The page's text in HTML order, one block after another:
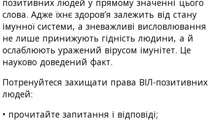
слова. Адже їхнє здоров’я залежить від стану
імунної системи, а зневажливі висловлювання
не лише принижують гідність людини, а й
ослаблюють уражений вірусом імунітет. Це
науково доведений факт.
Потренуйтеся захищати права ВІЛ-позитивних
людей:
• прочитайте запитання і відповіді;